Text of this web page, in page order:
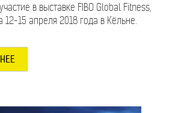
в выставке FIBO Global Fitness,
12-15 апреля 2018 года в Кёльне.